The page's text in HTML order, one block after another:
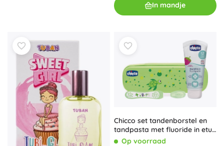
In mandje
Chicco set tandenborstel en
tandpasta met fluoride in etui
Always Smiling, groen, 12m+
Op voorraad